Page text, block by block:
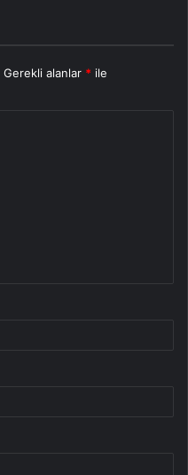
Gerekli alanlar * ile